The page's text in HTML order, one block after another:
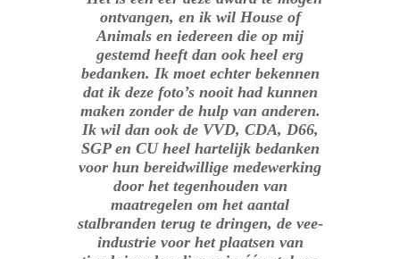
ontvangen, en ik wil House of
Animals en iedereen die op mij
gestemd heeft dan ook heel erg
bedanken. Ik moet echter bekennen
dat ik deze foto’s nooit had kunnen
maken zonder de hulp van anderen.
Ik wil dan ook de VVD, CDA, D66,
SGP en CU heel hartelijk bedanken
voor hun bereidwillige medewerking
door het tegenhouden van
maatregelen om het aantal
stalbranden terug te dringen, de vee-
industrie voor het plaatsen van